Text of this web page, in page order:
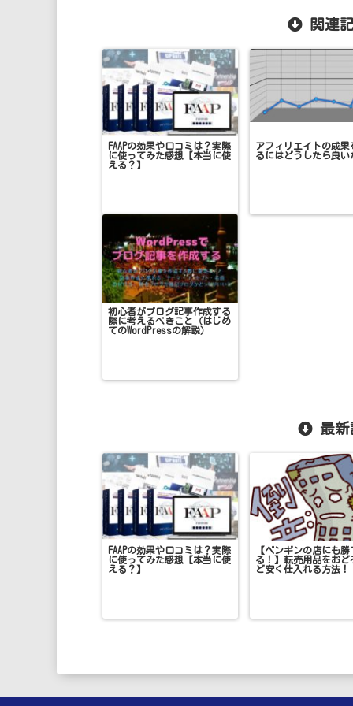
関連
FAAPの効果や口コミは？実際
に使ってみた感想【本当に使
える？】
アフィリエイトの成果
るにはどうしたら良い
初心者がブログ記事作成する
際に考えるべきこと（はじめ
てのWordPressの解説）
最
FAAPの効果や口コミは？実際
に使ってみた感想【本当に使
える？】
【ペンギンの店にも勝
る！】転売用品をおど
ど安く仕入れる方法！